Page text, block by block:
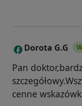
D Dorota G.G
Pan
cenne